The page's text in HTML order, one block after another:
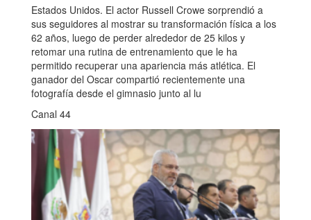
Estados Unidos. El actor Russell Crowe sorprendió a
sus seguidores al mostrar su transformación física a los
62 años, luego de perder alrededor de 25 kilos y
retomar una rutina de entrenamiento que le ha
permitido recuperar una apariencia más atlética. El
ganador del Oscar compartió recientemente una
fotografía desde el gimnasio junto al lu
Canal 44